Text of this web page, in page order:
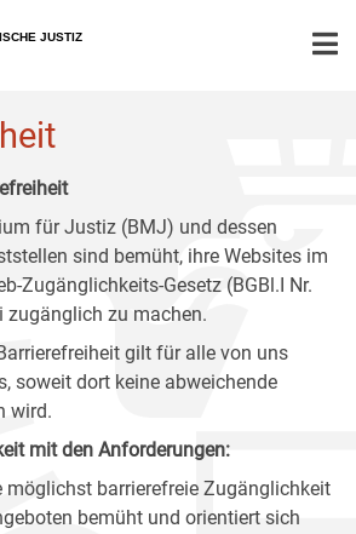
JUSTIZ
für Justiz (BMJ) und dessen
sind bemüht, ihre Websites im
Zugänglichkeits-Gesetz (BGBl.I Nr.
zu machen.
gilt für alle von uns
soweit dort keine abweichende
wird.
mit den Anforderungen:
möglichst barrierefreie Zugänglichkeit
bemüht und orientiert sich